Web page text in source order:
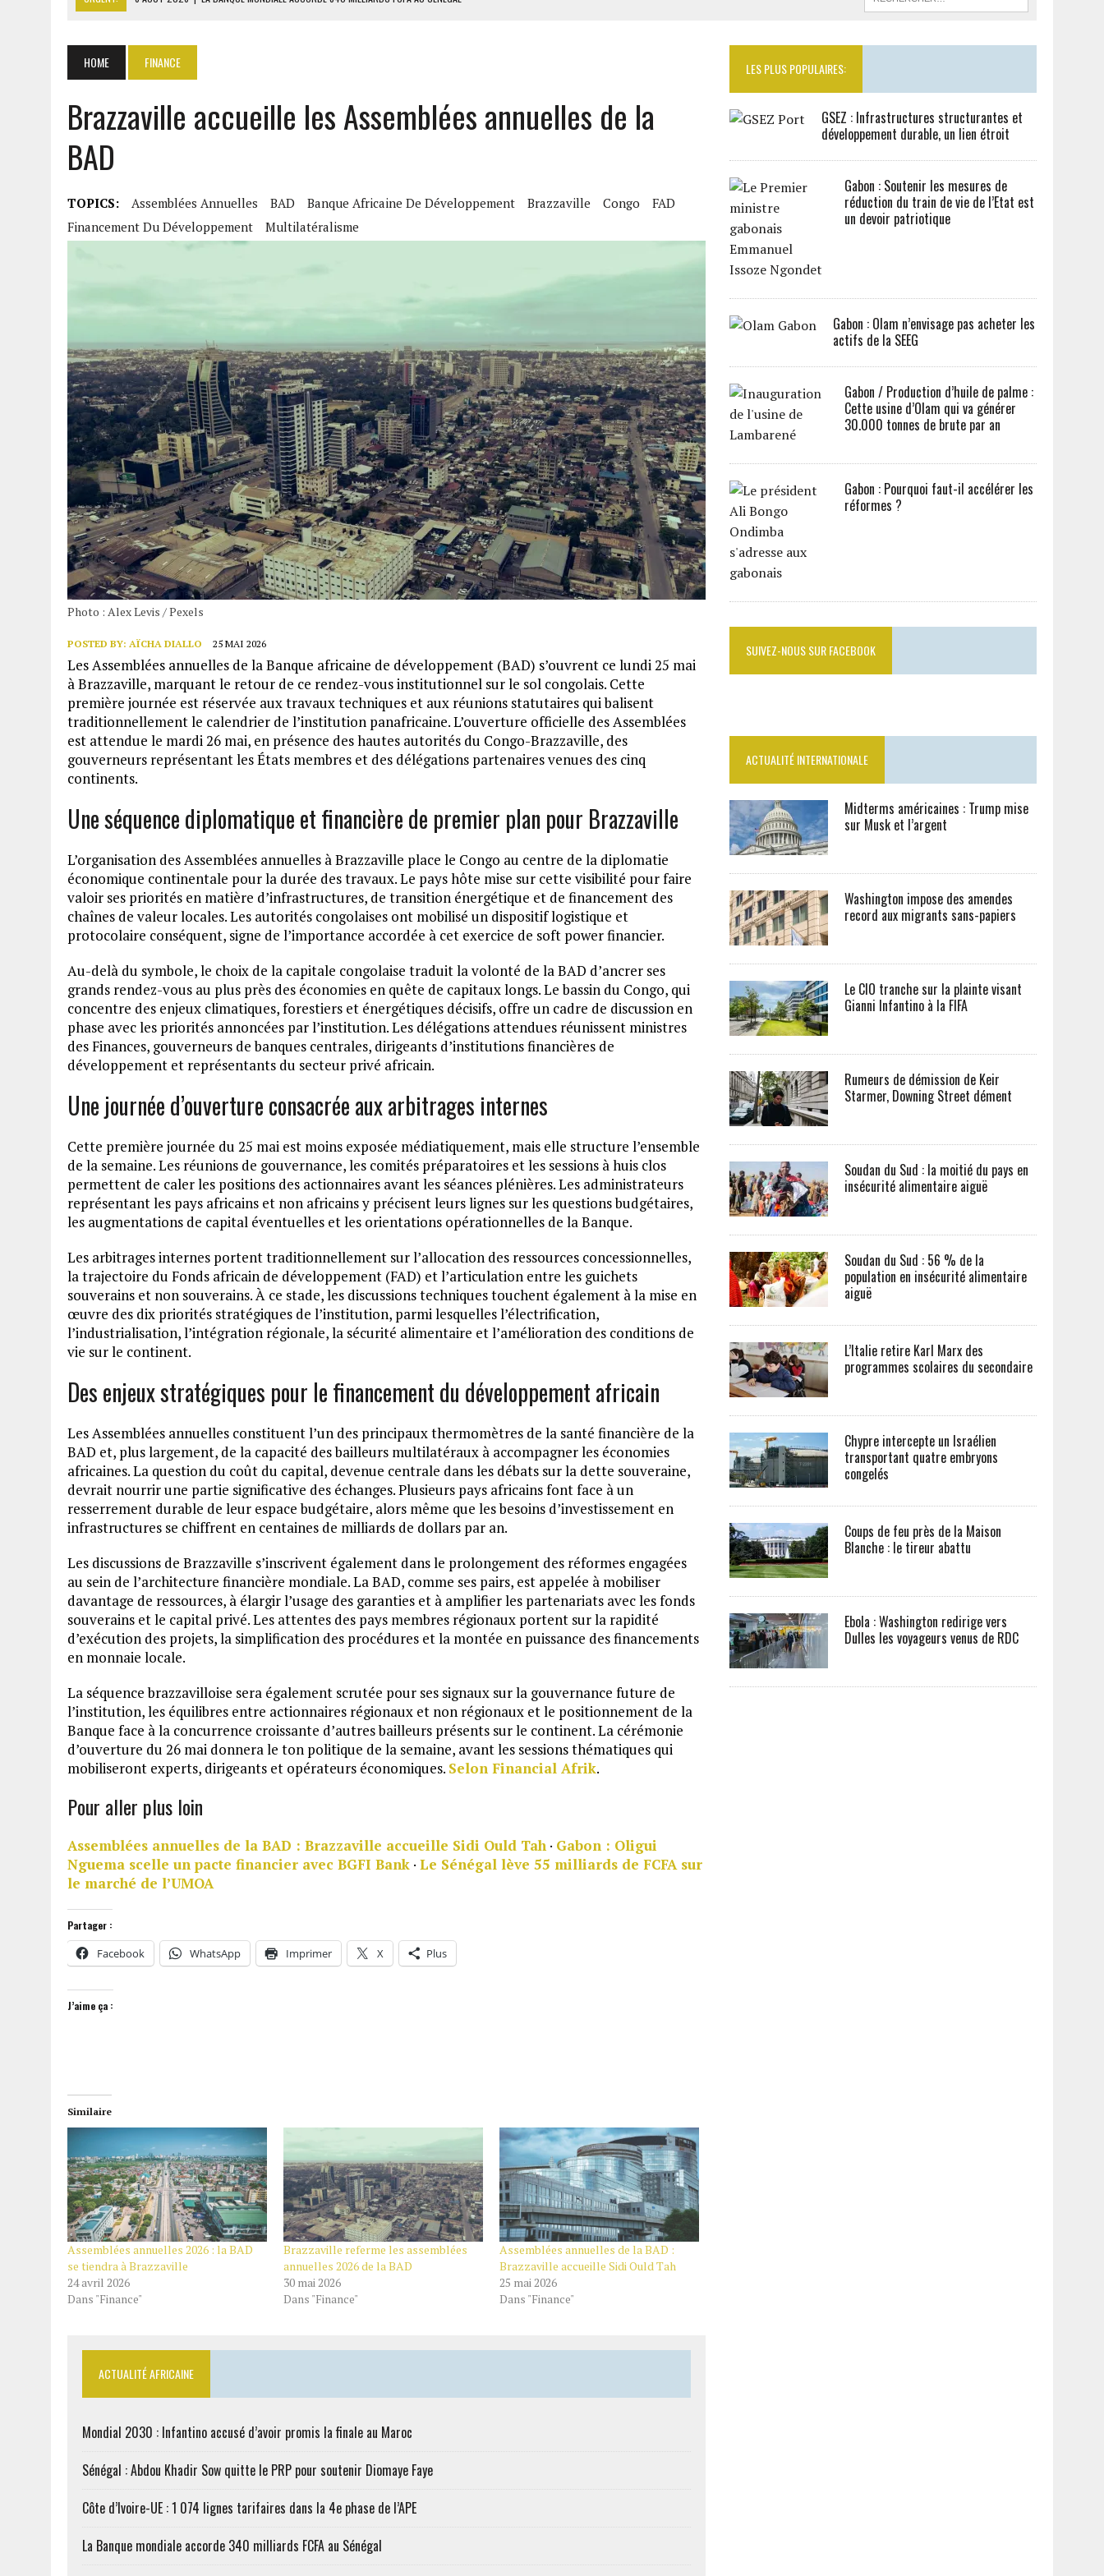
6 AOÛT 2026 | MONDIAL 2030 : INFANTINO ACCUSÉ D’AVOIR PROMIS LA FINALE AU MAROC
HOME FINANCE
Brazzaville accueille les Assemblées annuelles de la
BAD
TOPICS: Assemblées Annuelles BAD Banque Africaine De Développement Brazzaville Congo
FAD
Financement Du Développement
Multilatéralisme
Photo : Alex Levis / Pexels
POSTED BY: AÏCHA DIALLO 25 MAI 2026
Les Assemblées annuelles de la Banque africaine de développement (BAD) s’ouvrent ce lundi 25 mai
à Brazzaville, marquant le retour de ce rendez-vous institutionnel sur le sol congolais. Cette
première journée est réservée aux travaux techniques et aux réunions statutaires qui balisent
traditionnellement le calendrier de l’institution panafricaine. L’ouverture officielle des Assemblées
est attendue le mardi 26 mai, en présence des hautes autorités du Congo-Brazzaville, des
gouverneurs représentant les États membres et des délégations partenaires venues des cinq
continents.
Une séquence diplomatique et financière de premier plan pour Brazzaville
L’organisation des Assemblées annuelles à Brazzaville place le Congo au centre de la diplomatie
économique continentale pour la durée des travaux. Le pays hôte mise sur cette visibilité pour faire
valoir ses priorités en matière d’infrastructures, de transition énergétique et de financement des
chaînes de valeur locales. Les autorités congolaises ont mobilisé un dispositif logistique et
protocolaire conséquent, signe de l’importance accordée à cet exercice de soft power financier.
Au-delà du symbole, le choix de la capitale congolaise traduit la volonté de la BAD d’ancrer ses
grands rendez-vous au plus près des économies en quête de capitaux longs. Le bassin du Congo, qui
concentre des enjeux climatiques, forestiers et énergétiques décisifs, offre un cadre de discussion en
phase avec les priorités annoncées par l’institution. Les délégations attendues réunissent ministres
des Finances, gouverneurs de banques centrales, dirigeants d’institutions financières de
développement et représentants du secteur privé africain.
Une journée d’ouverture consacrée aux arbitrages internes
Cette première journée du 25 mai est moins exposée médiatiquement, mais elle structure l’ensemble
de la semaine. Les réunions de gouvernance, les comités préparatoires et les sessions à huis clos
permettent de caler les positions des actionnaires avant les séances plénières. Les administrateurs
représentant les pays africains et non africains y précisent leurs lignes sur les questions budgétaires,
les augmentations de capital éventuelles et les orientations opérationnelles de la Banque.
Les arbitrages internes portent traditionnellement sur l’allocation des ressources concessionnelles,
la trajectoire du Fonds africain de développement (FAD) et l’articulation entre les guichets
souverains et non souverains. À ce stade, les discussions techniques touchent également à la mise en
œuvre des dix priorités stratégiques de l’institution, parmi lesquelles l’électrification,
l’industrialisation, l’intégration régionale, la sécurité alimentaire et l’amélioration des conditions de
vie sur le continent.
Des enjeux stratégiques pour le financement du développement africain
Les Assemblées annuelles constituent l’un des principaux thermomètres de la santé financière de la
BAD et, plus largement, de la capacité des bailleurs multilatéraux à accompagner les économies
africaines. La question du coût du capital, devenue centrale dans les débats sur la dette souveraine,
devrait nourrir une partie significative des échanges. Plusieurs pays africains font face à un
resserrement durable de leur espace budgétaire, alors même que les besoins d’investissement en
infrastructures se chiffrent en centaines de milliards de dollars par an.
Les discussions de Brazzaville s’inscrivent également dans le prolongement des réformes engagées
au sein de l’architecture financière mondiale. La BAD, comme ses pairs, est appelée à mobiliser
davantage de ressources, à élargir l’usage des garanties et à amplifier les partenariats avec les fonds
souverains et le capital privé. Les attentes des pays membres régionaux portent sur la rapidité
d’exécution des projets, la simplification des procédures et la montée en puissance des financements
en monnaie locale.
La séquence brazzavilloise sera également scrutée pour ses signaux sur la gouvernance future de
l’institution, les équilibres entre actionnaires régionaux et non régionaux et le positionnement de la
Banque face à la concurrence croissante d’autres bailleurs présents sur le continent. La cérémonie
d’ouverture du 26 mai donnera le ton politique de la semaine, avant les sessions thématiques qui
mobiliseront experts, dirigeants et opérateurs économiques. Selon Financial Afrik.
Pour aller plus loin
Assemblées annuelles de la BAD : Brazzaville accueille Sidi Ould Tah · Gabon : Oligui
Nguema scelle un pacte financier avec BGFI Bank · Le Sénégal lève 55 milliards de FCFA sur
le marché de l’UMOA
Partager :
Facebook WhatsApp Imprimer X Plus
J’aime ça :
Similaire
Assemblées annuelles 2026 : la BAD
se tiendra à Brazzaville
24 avril 2026
Dans "Finance"
Brazzaville referme les assemblées
annuelles 2026 de la BAD
30 mai 2026
Dans "Finance"
Assemblées annuelles de la BAD :
Brazzaville accueille Sidi Ould Tah
25 mai 2026
Dans "Finance"
ACTUALITÉ AFRICAINE
Mondial 2030 : Infantino accusé d’avoir promis la finale au Maroc
Sénégal : Abdou Khadir Sow quitte le PRP pour soutenir Diomaye Faye
Côte d’Ivoire-UE : 1 074 lignes tarifaires dans la 4e phase de l’APE
La Banque mondiale accorde 340 milliards FCFA au Sénégal
LES PLUS POPULAIRES:
GSEZ : Infrastructures structurantes et
développement durable, un lien étroit
Gabon : Soutenir les mesures de
réduction du train de vie de l’Etat est
un devoir patriotique
Gabon : Olam n’envisage pas acheter les
actifs de la SEEG
Gabon / Production d’huile de palme :
Cette usine d’Olam qui va générer
30.000 tonnes de brute par an
Gabon : Pourquoi faut-il accélérer les
réformes ?
SUIVEZ-NOUS SUR FACEBOOK
ACTUALITÉ INTERNATIONALE
Midterms américaines : Trump mise
sur Musk et l’argent
Washington impose des amendes
record aux migrants sans-papiers
Le CIO tranche sur la plainte visant
Gianni Infantino à la FIFA
Rumeurs de démission de Keir
Starmer, Downing Street dément
Soudan du Sud : la moitié du pays en
insécurité alimentaire aiguë
Soudan du Sud : 56 % de la
population en insécurité alimentaire
aiguë
L’Italie retire Karl Marx des
programmes scolaires du secondaire
Chypre intercepte un Israélien
transportant quatre embryons
congelés
Coups de feu près de la Maison
Blanche : le tireur abattu
Ebola : Washington redirige vers
Dulles les voyageurs venus de RDC